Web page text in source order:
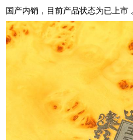
国产内销，目前产品状态为已上市